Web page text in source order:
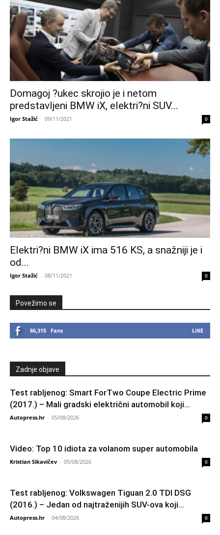
Domagoj ?ukec skrojio je i netom
predstavljeni BMW iX, elektri?ni SUV...
Igor Stažić - 09/11/2021 0
Elektri?ni BMW iX ima 516 KS, a snažniji je i
od...
Igor Stažić - 08/11/2021 0
Povežimo se
86,315 Fans LIKE
Zadnje objave
Test rabljenog: Smart ForTwo Coupe Electric Prime
(2017.) – Mali gradski električni automobil koji...
Autopress.hr - 05/08/2026 0
Video: Top 10 idiota za volanom super automobila
Kristian Sikavičev - 05/08/2026 0
Test rabljenog: Volkswagen Tiguan 2.0 TDI DSG
(2016.) – Jedan od najtraženijih SUV-ova koji...
Autopress.hr - 04/08/2026 0